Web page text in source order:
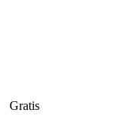
Gratis